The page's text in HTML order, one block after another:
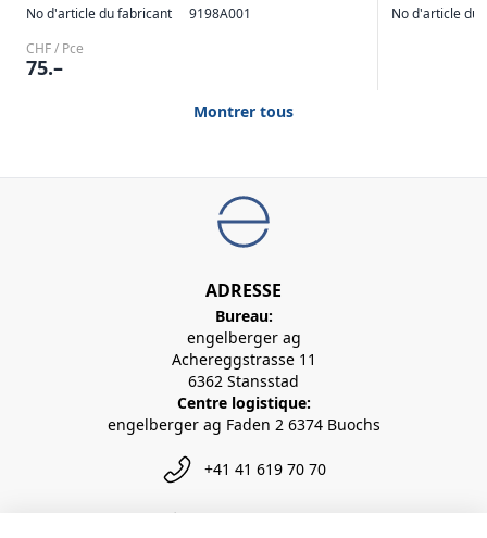
No d'article du fabricant
9198A001
CHF / Pce
75.–
No d'article du
Montrer tous
ADRESSE
Bureau:
engelberger ag
Achereggstrasse 11
6362 Stansstad
Centre logistique:
engelberger ag Faden 2 6374 Buochs
+41 41 619 70 70